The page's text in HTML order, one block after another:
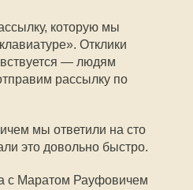
которую мы
Отклики
— людям
рассылку по
мы ответили на сто
это довольно быстро.
с Маратом Рауфовичем